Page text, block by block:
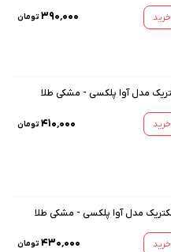
۳۹۰٬۰۰۰ تومان
مدل آوا پلکسی - مشکی طلا
۴۱۰٬۰۰۰ تومان
مدل آوا پلکسی - مشکی طلا
۴۳۰٬۰۰۰ تومان